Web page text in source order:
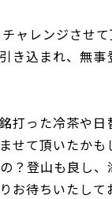
ャレンジさせ
き込まれ、無
打った冷茶や
せて頂いたかも
？登山も良し
待ちいたして